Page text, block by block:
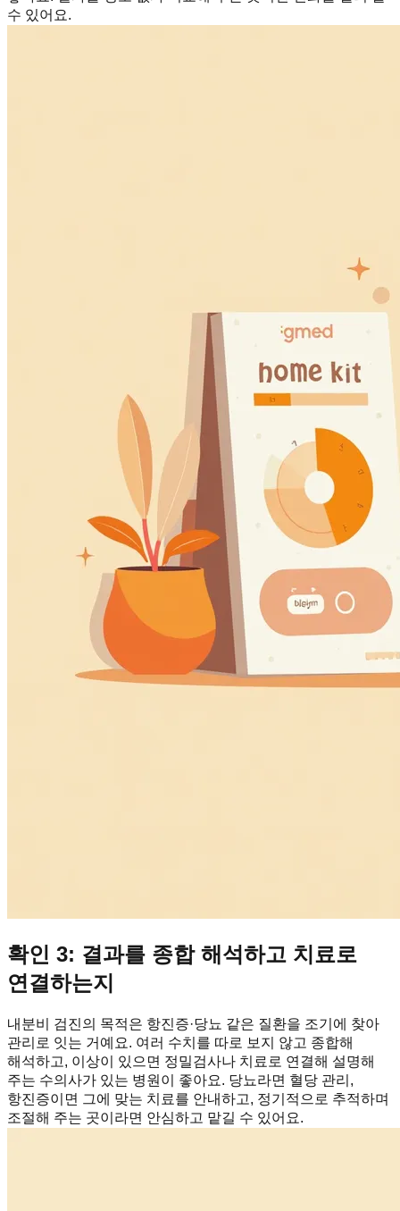
수 있어요.
확인 3: 결과를 종합 해석하고 치료로
연결하는지
내분비 검진의 목적은 항진증·당뇨 같은 질환을 조기에 찾아
관리로 잇는 거예요. 여러 수치를 따로 보지 않고 종합해
해석하고, 이상이 있으면 정밀검사나 치료로 연결해 설명해
주는 수의사가 있는 병원이 좋아요. 당뇨라면 혈당 관리,
항진증이면 그에 맞는 치료를 안내하고, 정기적으로 추적하며
조절해 주는 곳이라면 안심하고 맡길 수 있어요.